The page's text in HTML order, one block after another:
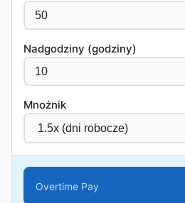
Nadgodziny (godziny)
Mnożnik
Overtime Pay